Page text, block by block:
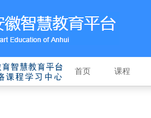
首页 课程